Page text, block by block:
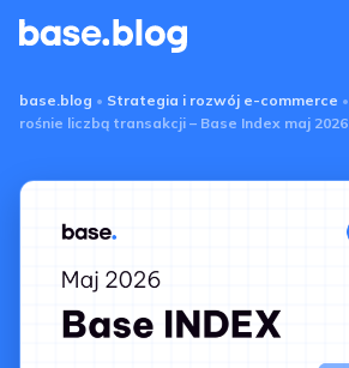
base.blog • Strategia i rozwój e-commerce •
rośnie liczbą transakcji – Base Index maj 2026